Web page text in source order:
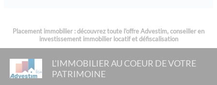
Placement immobilier : découvrez toute l'offre Advestim, conseiller en
investissement immobilier locatif et défiscalisation
L'IMMOBILIER AU COEUR DE VOTRE
PATRIMOINE